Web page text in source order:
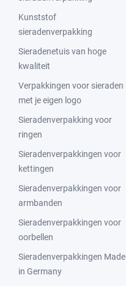
Kunststof
sieradenverpakking
Sieradenetuis van hoge
kwaliteit
Verpakkingen voor sieraden
met je eigen logo
Sieradenverpakking voor
ringen
Sieradenverpakkingen voor
kettingen
Sieradenverpakkingen voor
armbanden
Sieradenverpakkingen voor
oorbellen
Sieradenverpakkingen Made
in Germany